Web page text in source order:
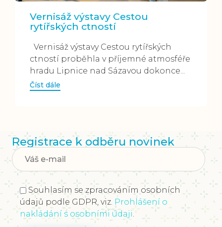
Vernisáž výstavy Cestou
rytířských ctností
Vernisáž výstavy Cestou rytířských
ctností proběhla v příjemné atmosféře
hradu Lipnice nad Sázavou dokonce...
Číst dále
Registrace k odběru novinek
Souhlasím se zpracováním osobních
údajů podle GDPR, viz. Prohlášení o
nakládání s osobními údaji.